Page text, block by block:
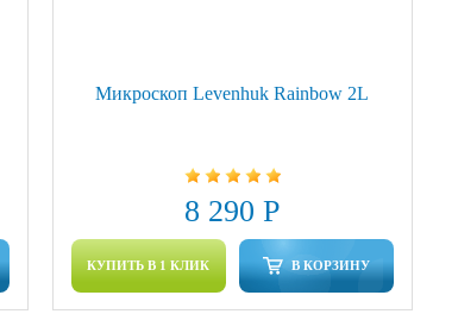
Микроскоп Levenhuk Rainbow 2L
8 290 Р
КУПИТЬ В 1 КЛИК В КОРЗИНУ